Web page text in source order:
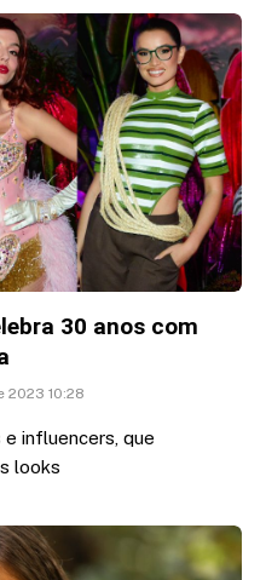
30 anos com
2023 10:28
influencers, que
looks